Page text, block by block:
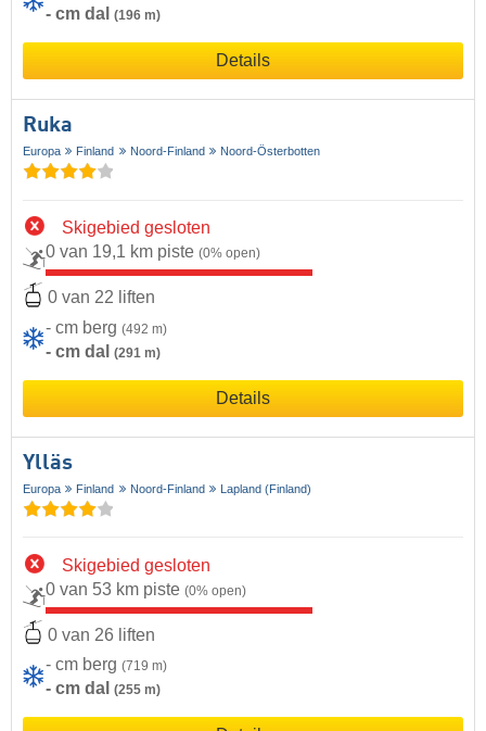
- cm dal (196 m)
Details
Ruka
Europa Finland Noord-Finland Noord-Österbotten
Skigebied gesloten
0 van 19,1 km piste (0% open)
0 van 22 liften
- cm berg (492 m)
- cm dal (291 m)
Details
Ylläs
Europa Finland Noord-Finland Lapland (Finland)
Skigebied gesloten
0 van 53 km piste (0% open)
0 van 26 liften
- cm berg (719 m)
- cm dal (255 m)